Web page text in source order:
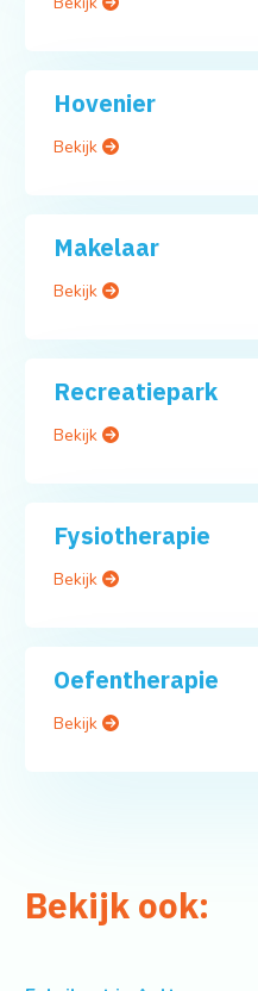
Hovenier
Bekijk
Makelaar
Bekijk
Recreatiepark
Bekijk
Fysiotherapie
Bekijk
Oefentherapie
Bekijk
Bekijk ook: